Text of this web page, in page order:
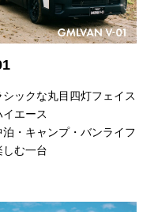
シックな丸目四灯フェイス
イエース
泊・キャンプ・バンライフ
しむ一台